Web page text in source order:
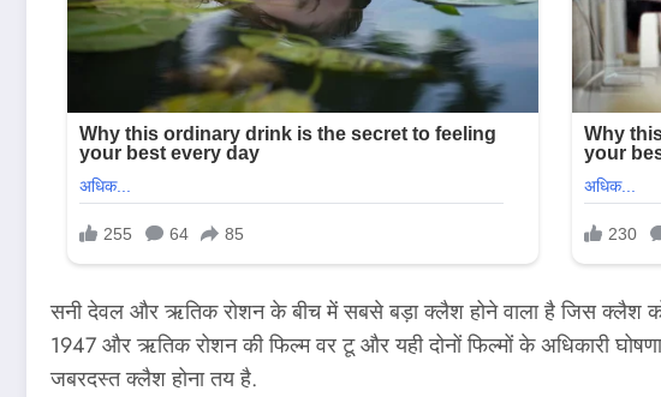
सनी देवल और ऋतिक रोशन के बीच में सबसे बड़ा क्लैश होने वाला है जिस क्लैश
1947 और ऋतिक रोशन की फिल्म वर टू और यही दोनों फिल्मों के अधिकारी
जबरदस्त क्लैश होना तय है.